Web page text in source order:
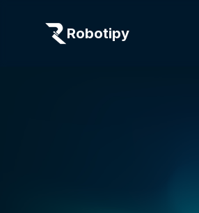
Robotipy